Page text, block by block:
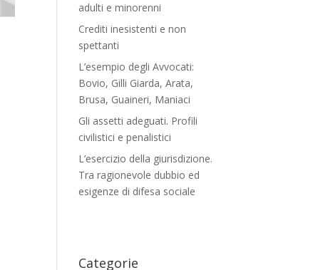
adulti e minorenni
Crediti inesistenti e non
spettanti
L’esempio degli Avvocati:
Bovio, Gilli Giarda, Arata,
Brusa, Guaineri, Maniaci
Gli assetti adeguati. Profili
civilistici e penalistici
L’esercizio della giurisdizione.
Tra ragionevole dubbio ed
esigenze di difesa sociale
Categorie